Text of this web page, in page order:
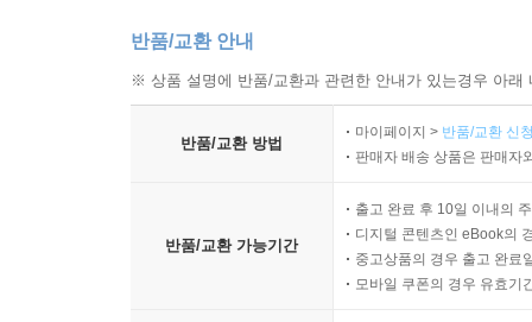
반품/교환 안내
※ 상품 설명에 반품/교환과 관련한 안내가 있는경우 아
반품/교환 방법
마이페이지 > 반품/교환 신
판매자 배송 상품은 판매자
반품/교환 가능기간
출고 완료 후 10일 이내의
디지털 콘텐츠인 eBook의
중고상품의 경우 출고 완료
모바일 쿠폰의 경우 유효기